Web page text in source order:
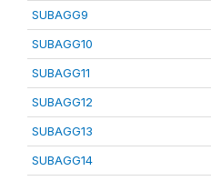
SUBAGG9
SUBAGG10
SUBAGG11
SUBAGG12
SUBAGG13
SUBAGG14